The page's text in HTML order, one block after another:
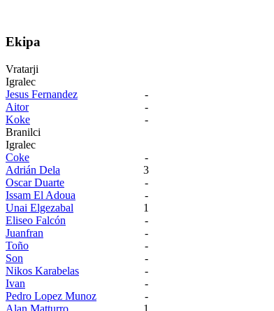
Ekipa
Vratarji
Igralec
Jesus Fernandez
-
Aitor
-
Koke
-
Branilci
Igralec
Coke
-
Adrián Dela
3
Oscar Duarte
-
Issam El Adoua
-
Unai Elgezabal
1
Eliseo Falcón
-
Juanfran
-
Toño
-
Son
-
Nikos Karabelas
-
Ivan
-
Pedro Lopez Munoz
-
Alan Matturro
1